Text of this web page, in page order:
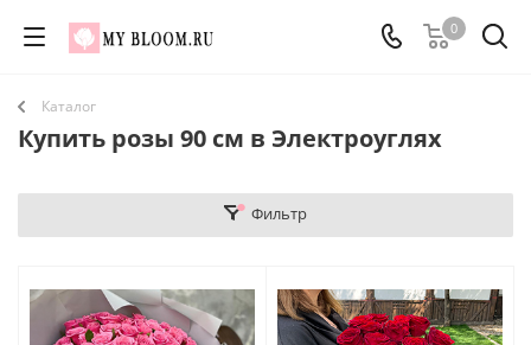
0
Каталог
Купить розы 90 см в Электроуглях
Фильтр